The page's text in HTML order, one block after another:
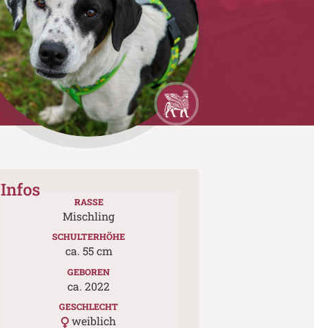
Infos
RASSE
Mischling
SCHULTERHÖHE
ca. 55cm
GEBOREN
ca.2022
GESCHLECHT
weiblich